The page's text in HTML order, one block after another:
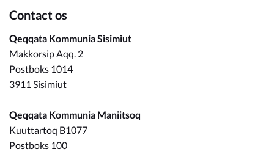
Contact os
Qeqqata Kommunia Sisimiut
Makkorsip Aqq. 2
Postboks 1014
3911 Sisimiut
Qeqqata Kommunia Maniitsoq
Kuuttartoq B1077
Postboks 100